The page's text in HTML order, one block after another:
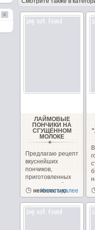
ЛАЙМОВЫЕ
ПОНЧИКИ НА
СГУЩЁННОМ
МОЛОКЕ
Предлагаю рецепт
вкуснейших
пончиков,
приготовленных
на сгущённом
молоке с
неизвестно
Читать далее